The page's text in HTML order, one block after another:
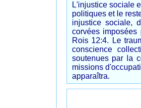
L'injustice sociale
politiques et le
injustice sociale,
corvées
Rois 12:4. Le
conscience
soutenues par la
missions
apparaîtra.